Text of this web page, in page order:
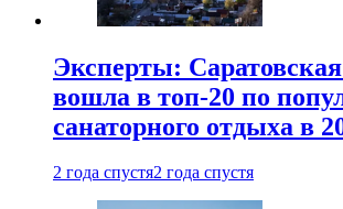
Эксперты: Саратовская
вошла в топ-20 по
санаторного отдыха в
2 года спустя2 года спустя